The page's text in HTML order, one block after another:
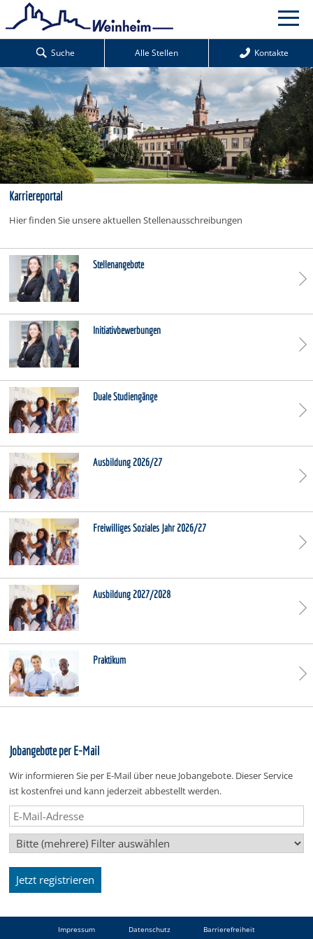
Suche Alle Stellen Kontakte
Karriereportal
Hier finden Sie unsere aktuellen Stellenausschreibungen
Stellenangebote
Initiativbewerbungen
Duale Studiengänge
Ausbildung 2026/27
Freiwilliges Soziales Jahr 2026/27
Ausbildung 2027/2028
Praktikum
Jobangebote per E-Mail
Wir informieren Sie per E-Mail über neue Jobangebote. Dieser Service
ist kostenfrei und kann jederzeit abbestellt werden.
Impressum Datenschutz Barrierefreiheit